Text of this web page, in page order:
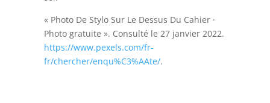
« Photo De Stylo Sur Le Dessus Du Cahier ·
Photo gratuite ». Consulté le 27 janvier 2022.
https://www.pexels.com/fr-
fr/chercher/enqu%C3%AAte/.